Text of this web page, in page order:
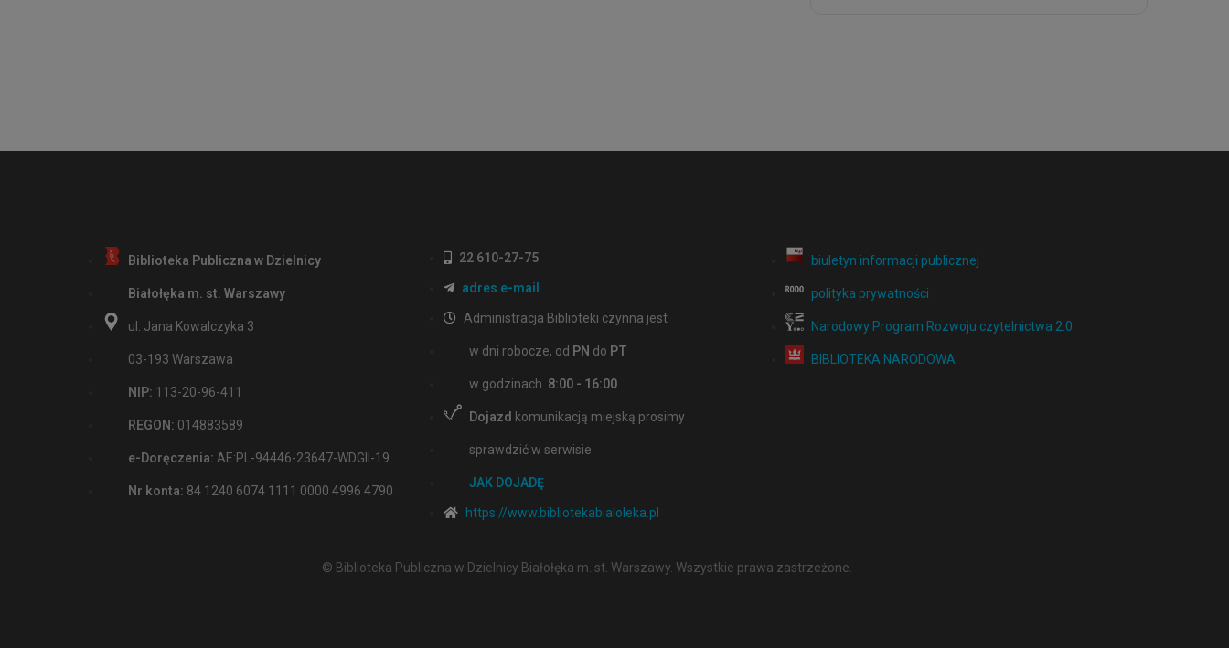
Biblioteka Publiczna w Dzielnicy
Białołęka m. st. Warszawy
ul. Jana Kowalczyka 3
03-193 Warszawa
NIP: 113-20-96-411
REGON: 014883589
e-Doręczenia: AE:PL-94446-23647-WDGII-19
Nr konta: 84 1240 6074 1111 0000 4996 4790
22 610-27-75
adres e-mail
Administracja Biblioteki czynna jest
w dni robocze, od PN do PT
w godzinach 8:00 - 16:00
Dojazd komunikacją miejską prosimy
sprawdzić w serwisie
JAK DOJADĘ
https://www.bibliotekabialoleka.pl
biuletyn informacji publicznej
polityka prywatności
Narodowy Program Rozwoju czytelnictwa 2.0
BIBLIOTEKA NARODOWA
© Biblioteka Publiczna w Dzielnicy Białołęka m. st. Warszawy. Wszystkie prawa zastrzeżone.